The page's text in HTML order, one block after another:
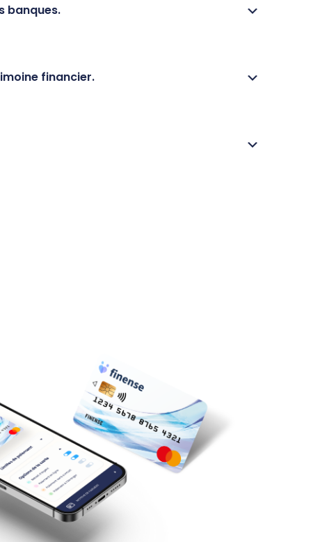
banques.
financier.